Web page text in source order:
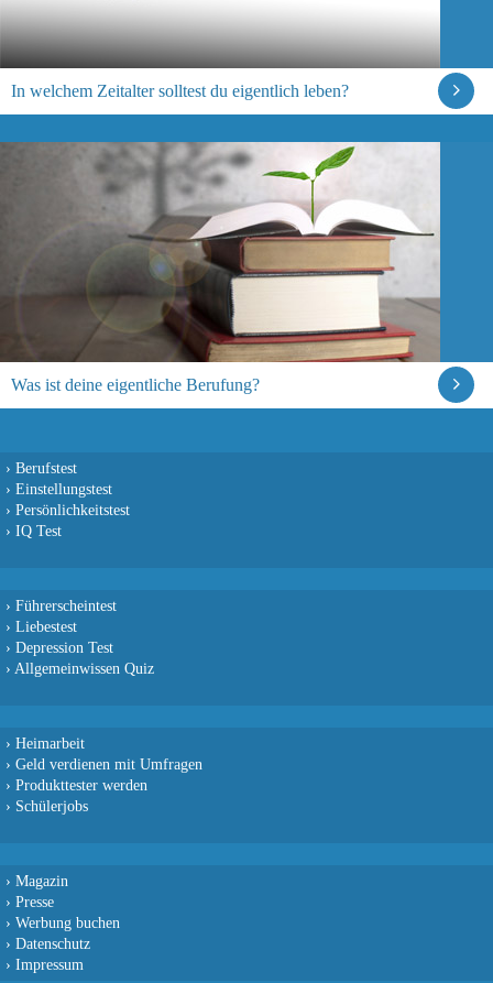
In welchem Zeitalter solltest du eigentlich leben?
Was ist deine eigentliche Berufung?
› Berufstest
› Einstellungstest
› Persönlichkeitstest
› IQ Test
› Führerscheintest
› Liebestest
› Depression Test
› Allgemeinwissen Quiz
› Heimarbeit
› Geld verdienen mit Umfragen
› Produkttester werden
› Schülerjobs
› Magazin
› Presse
› Werbung buchen
› Datenschutz
› Impressum